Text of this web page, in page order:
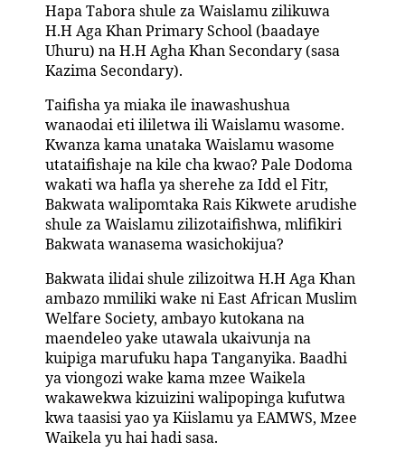
Hapa Tabora shule za Waislamu zilikuwa
H.H Aga Khan Primary School (baadaye
Uhuru) na H.H Agha Khan Secondary (sasa
Kazima Secondary).
Taifisha ya miaka ile inawashushua
wanaodai eti ililetwa ili Waislamu wasome.
Kwanza kama unataka Waislamu wasome
utataifishaje na kile cha kwao? Pale Dodoma
wakati wa hafla ya sherehe za Idd el Fitr,
Bakwata walipomtaka Rais Kikwete arudishe
shule za Waislamu zilizotaifishwa, mlifikiri
Bakwata wanasema wasichokijua?
Bakwata ilidai shule zilizoitwa H.H Aga Khan
ambazo mmiliki wake ni East African Muslim
Welfare Society, ambayo kutokana na
maendeleo yake utawala ukaivunja na
kuipiga marufuku hapa Tanganyika. Baadhi
ya viongozi wake kama mzee Waikela
wakawekwa kizuizini walipopinga kufutwa
kwa taasisi yao ya Kiislamu ya EAMWS, Mzee
Waikela yu hai hadi sasa.